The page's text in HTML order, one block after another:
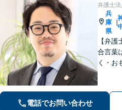
弁護士
兵
庫
県
【弁
合言葉
く・お
談可
電話でお問い合わせ